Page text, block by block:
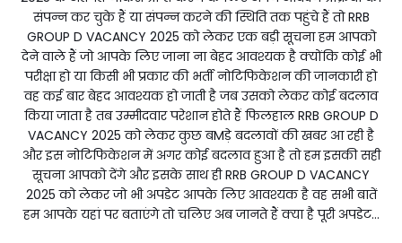
संपन्न कर चुके हैं या संपन्न करने की स्थिति तक पहुंचे हैं तो RRB
GROUP D VACANCY 2025 को लेकर एक बड़ी सूचना हम आपको
देने वाले हैं जो आपके लिए जाना ना बेहद आवश्यक है क्योंकि कोई भी
परीक्षा हो या किसी भी प्रकार की भर्ती नोटिफिकेशन की जानकारी हो
वह कई बार बेहद आवश्यक हो जाती है जब उसको लेकर कोई बदलाव
किया जाता है तब उम्मीदवार परेशान होते हैं फिलहाल RRB GROUP D
VACANCY 2025 को लेकर कुछ बMड़े बदलावों की खबर आ रही है
और इस नोटिफिकेशन में अगर कोई बदलाव हुआ है तो हम इसकी सही
सूचना आपको देंगे और इसके साथ ही RRB GROUP D VACANCY
2025 को लेकर जो भी अपडेट आपके लिए आवश्यक है वह सभी बातें
हम आपके यहां पर बताएंगे तो चलिए अब जानते हैं क्या है पूरी अपडेट...